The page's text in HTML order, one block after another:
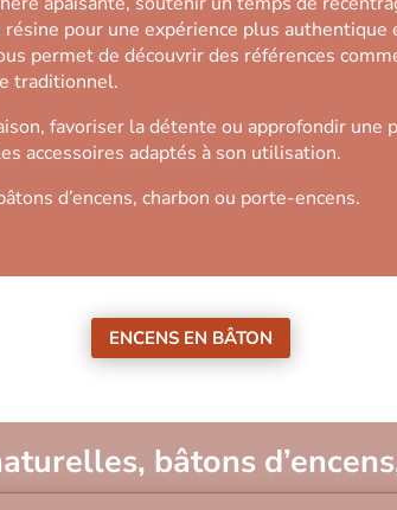
pour une expérience plus
permet de découvrir des références
traditionnel.
favoriser la détente ou approfondir
accessoires adaptés à son utilisation.
d’encens, charbon ou porte-encens.
ENCENS EN BÂTON
bâtons